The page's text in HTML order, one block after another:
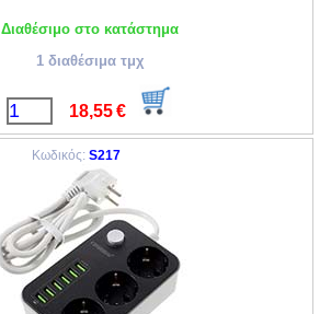
Διαθέσιμο στο κατάστημα
1 διαθέσιμα τμχ
18,55€
Κωδικός: S217